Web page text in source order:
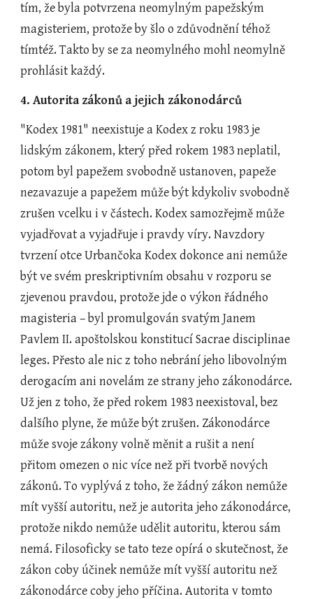
tím, že byla potvrzena neomylným papežským
magisteriem, protože by šlo o zdůvodnění téhož
tímtéž. Takto by se za neomylného mohl neomylně
prohlásit každý.
4. Autorita zákonů a jejich zákonodárců
"Kodex 1981" neexistuje a Kodex z roku 1983 je
lidským zákonem, který před rokem 1983 neplatil,
potom byl papežem svobodně ustanoven, papeže
nezavazuje a papežem může být kdykoliv svobodně
zrušen vcelku i v částech. Kodex samozřejmě může
vyjadřovat a vyjadřuje i pravdy víry. Navzdory
tvrzení otce Urbančoka Kodex dokonce ani nemůže
být ve svém preskriptivním obsahu v rozporu se
zjevenou pravdou, protože jde o výkon řádného
magisteria – byl promulgován svatým Janem
Pavlem II. apoštolskou konstitucí Sacrae disciplinae
leges. Přesto ale nic z toho nebrání jeho libovolným
derogacím ani novelám ze strany jeho zákonodárce.
Už jen z toho, že před rokem 1983 neexistoval, bez
dalšího plyne, že může být zrušen. Zákonodárce
může svoje zákony volně měnit a rušit a není
přitom omezen o nic více než při tvorbě nových
zákonů. To vyplývá z toho, že žádný zákon nemůže
mít vyšší autoritu, než je autorita jeho zákonodárce,
protože nikdo nemůže udělit autoritu, kterou sám
nemá. Filosoficky se tato teze opírá o skutečnost, že
zákon coby účinek nemůže mít vyšší autoritu než
zákonodárce coby jeho příčina. Autorita v tomto